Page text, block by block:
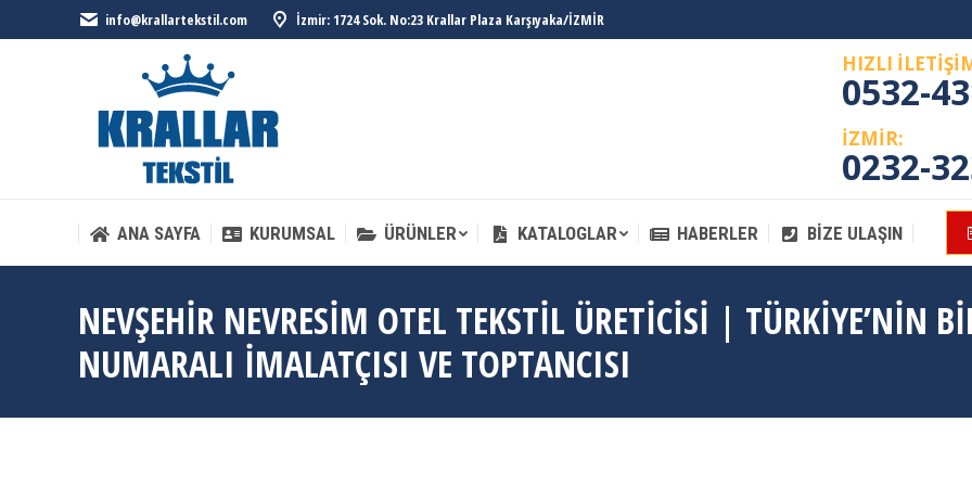
info@krallartekstil.com İzmir: 1724 Sok. No:23 Krallar Plaza Karşıyaka/İZMİR
HIZLI
0532-
İZMİR:
0232-
ANA SAYFA KURUMSAL ÜRÜNLER KATALOGLAR HABERLER BIZE ULAŞIN
NEVŞEHIR NEVRESIM OTEL TEKSTIL ÜRETICISI | TÜRKIYE’NIN
NUMARALI İMALATÇISI VE TOPTANCISI
ANA SAYFA KURUMSAL ÜRÜNLER KATALOGLAR HABERLER BIZE ULAŞIN